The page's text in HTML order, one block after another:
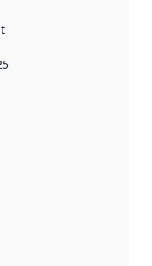
dataene i dette